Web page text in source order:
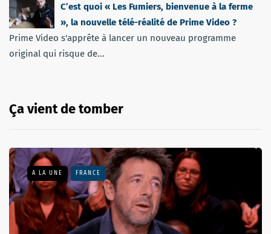
C’est quoi « Les Fumiers, bienvenue à la ferme
», la nouvelle télé-réalité de Prime Video ?
Prime Video s'apprête à lancer un nouveau programme
original qui risque de...
Ça vient de tomber
A LA UNE FRANCE